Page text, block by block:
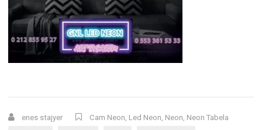
enes stajyer Cam Neon, Led Neon, Neon, Neon Tabela